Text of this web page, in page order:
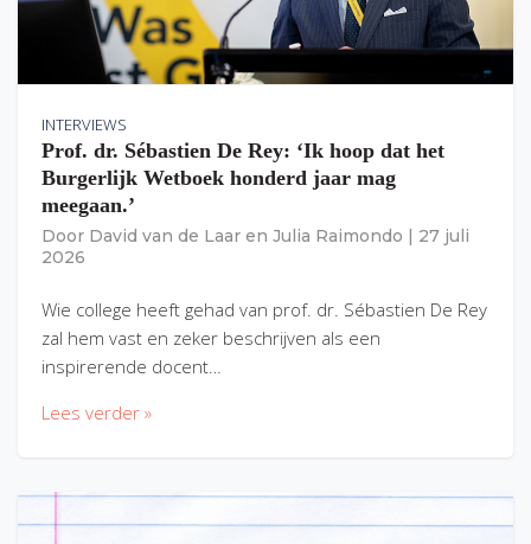
INTERVIEWS
Prof. dr. Sébastien De Rey: ‘Ik hoop dat het
Burgerlijk Wetboek honderd jaar mag
meegaan.’
Door David van de Laar en Julia Raimondo
27 juli
2026
Wie college heeft gehad van prof. dr. Sébastien De Rey
zal hem vast en zeker beschrijven als een
inspirerende docent…
Lees verder »